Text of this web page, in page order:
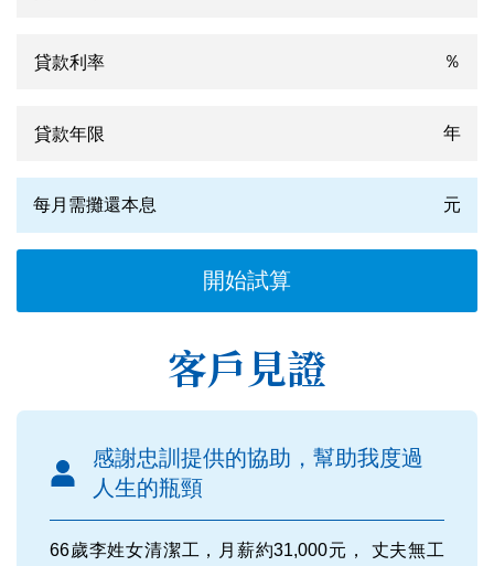
％
年
每月需攤還本息 元
客戶見證
感謝忠訓提供的協助，幫助我度過
人生的瓶頸
66歲李姓女清潔工，月薪約31,000元， 丈夫無工